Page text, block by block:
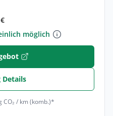
möglich
Details
CO₂ / km (komb.)*